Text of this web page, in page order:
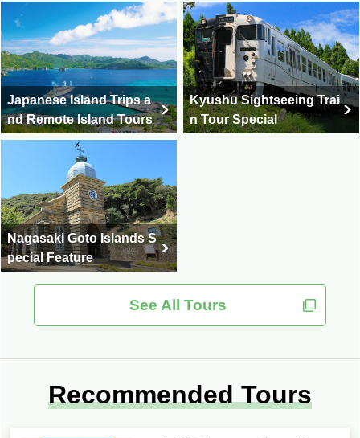
Japanese Island Trips a
nd Remote Island Tours
Kyushu Sightseeing Trai
n Tour Special
Nagasaki Goto Islands S
pecial Feature
See All Tours
Recommended Tours